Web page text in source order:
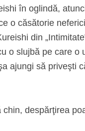
în oglindă,
o căsătorie
din
o slujbă pe care o
ajungi să priveşti
despărţirea